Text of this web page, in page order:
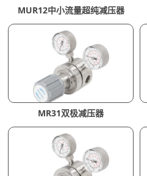
MUR12中小流量超纯减压器
MR31双极减压器